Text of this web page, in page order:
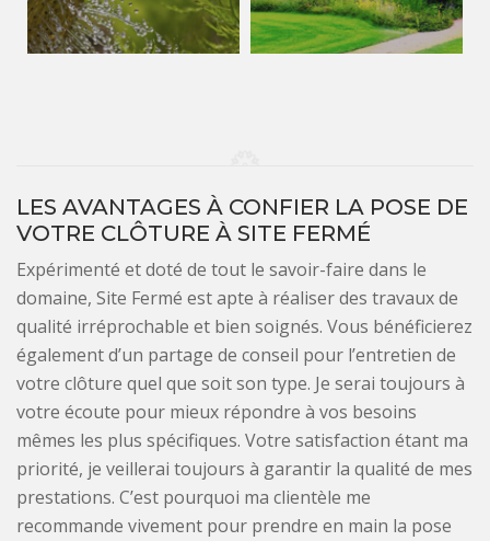
LES AVANTAGES À CONFIER LA POSE DE
VOTRE CLÔTURE À SITE FERMÉ
Expérimenté et doté de tout le savoir-faire dans le
domaine, Site Fermé est apte à réaliser des travaux de
qualité irréprochable et bien soignés. Vous bénéficierez
également d’un partage de conseil pour l’entretien de
votre clôture quel que soit son type. Je serai toujours à
votre écoute pour mieux répondre à vos besoins
mêmes les plus spécifiques. Votre satisfaction étant ma
priorité, je veillerai toujours à garantir la qualité de mes
prestations. C’est pourquoi ma clientèle me
recommande vivement pour prendre en main la pose